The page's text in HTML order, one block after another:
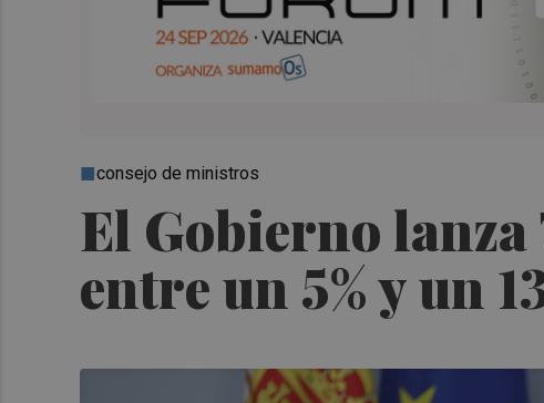
El Gobierno lanza
entre un 5% y un
consejo de ministros